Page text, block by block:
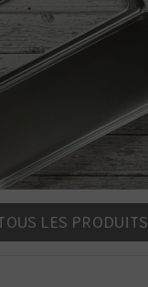
LES PRODUITS